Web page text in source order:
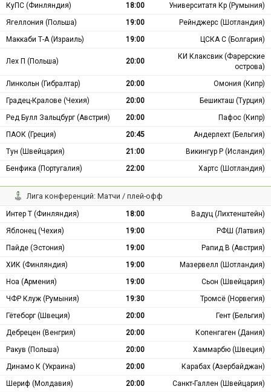
КуПС (Финляндия) 18:00
Университатя Кр (Румыния)
Ягеллония (Польша)
19:00
Рейнджерс (Шотландия)
Маккаби Т-А (Израиль)
19:00 ЦСКА С (Болгария)
Лех П (Польша) 20:00
КИ Клаксвик (Фарерские
острова)
Линкольн (Гибралтар)
20:00
Омония (Кипр)
Градец-Кралове (Чехия)
20:00
Бешикташ (Турция)
Ред Булл Зальцбург (Австрия)
20:00
Пафос (Кипр)
ПАОК (Греция)
20:45
Андерлехт (Бельгия)
Тун (Швейцария)
21:00
Викингур Р (Исландия)
Бенфика (Португалия)
22:00 Хартс (Шотландия)
Лига конференций: Матчи / плей-офф
Интер Т (Финляндия) 18:00
Вадуц (Лихтенштейн)
Яблонец (Чехия)
19:00
РФШ (Латвия)
Пайде (Эстония)
19:00
Рапид В (Австрия)
ХИК (Финляндия)
19:00
Мазервелл (Шотландия)
Ноа (Армения)
19:00
Сьон (Швейцария)
ЧФР Клуж (Румыния)
19:30
Тромсё (Норвегия)
Гётеборг (Швеция)
20:00
Гент (Бельгия)
Дебрецен (Венгрия)
20:00
Копенгаген (Дания)
Ракув (Польша)
20:00
Хаммарбю (Швеция)
Динамо К (Украина)
20:00
Карабах (Азербайджан)
Шериф (Молдавия)
20:00
Санкт-Галлен (Швейцария)